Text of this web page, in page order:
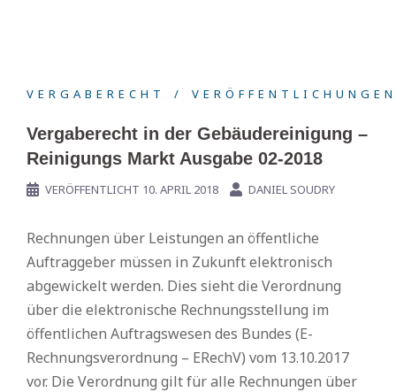
VERGABERECHT VERÖFFENTLICHUNGEN
Vergaberecht in der Gebäudereinigung –
Reinigungs Markt Ausgabe 02-2018
VERÖFFENTLICHT 10. APRIL 2018 DANIEL SOUDRY
Rechnungen über Leistungen an öffentliche
Auftraggeber müssen in Zukunft elektronisch
abgewickelt werden. Dies sieht die Verordnung
über die elektronische Rechnungsstellung im
öffentlichen Auftragswesen des Bundes (E-
Rechnungsverordnung – ERechV) vom 13.10.2017
vor. Die Verordnung gilt für alle Rechnungen über